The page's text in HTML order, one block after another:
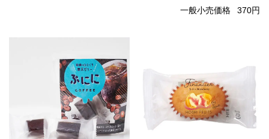
一般小売価格 370円